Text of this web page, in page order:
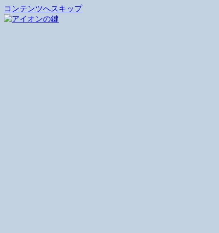
コンテンツへスキップ